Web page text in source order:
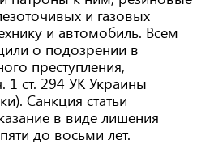
и газовых
и автомобиль. Всем
о подозрении в
преступления,
1 ст. 294 УК Украины
Санкция статьи
в виде лишения
до восьми лет.